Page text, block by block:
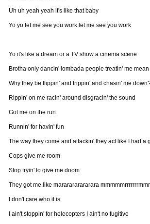
Uh uh yeah yeah it's like that baby
Yo yo let me see you work let me see you work
Yo it's like a dream or a TV show a cinema scene
Brotha only dancin' lombada people treatin' me mean
Why they be flippin' and trippin' and chasin' me
Rippin' on me racin' around disgracin' the sound
Got me on the run
Runnin' for havin' fun
The way they come and attackin' they act like I had a
Cops give me room
Stop tryin' to give me doom
They got me like mararararararara
I don't care who it is
I ain't stoppin' for helecopters I ain't no fugitive